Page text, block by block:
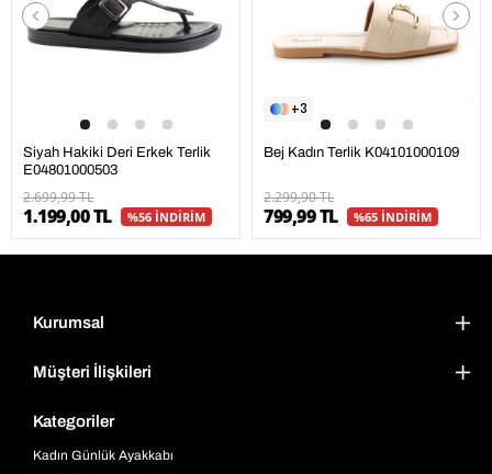
Siyah Hakiki Deri Erkek Terlik
E04801000503
2.699,99 TL
1.199,00 TL %56 İNDİRİM
3
Bej Kadın Terlik K04101000109
2.299,90 TL
799,99 TL %65 İNDİRİM
Kurumsal
Müşteri İlişkileri
Kategoriler
Kadın Günlük Ayakkabı